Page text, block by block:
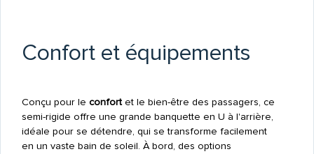
Confort et équipements
Conçu pour le confortet le bien-être des passagers, ce
semi-rigide offre une grande banquette en U à l'arrière,
idéale pour se détendre, qui se transforme facilement
en un vaste bain de soleil. À bord, des options